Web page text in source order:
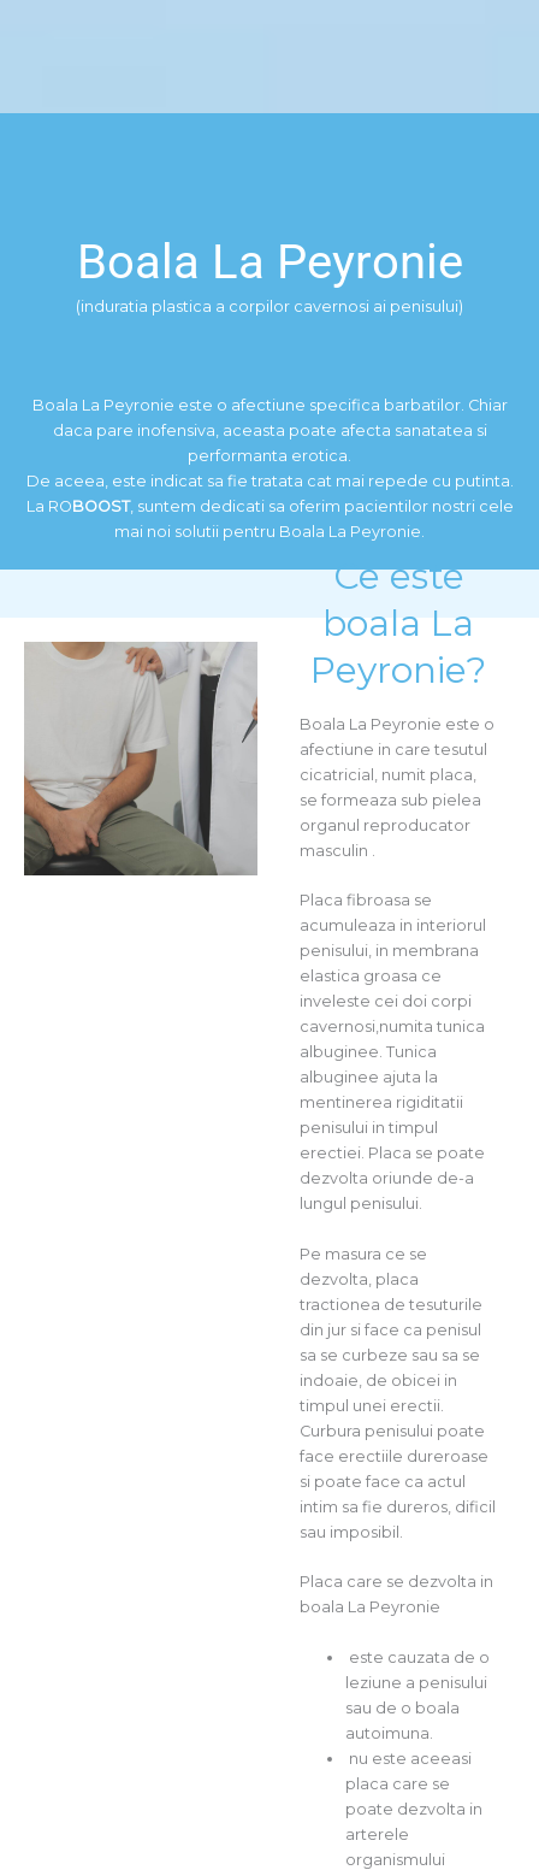
Boala La Peyronie
(induratia plastica a corpilor cavernosi ai penisului)
Boala La Peyronie este o afectiune specifica barbatilor. Chiar
daca pare inofensiva, aceasta poate afecta sanatatea si
performanta erotica.
De aceea, este indicat sa fie tratata cat mai repede cu putinta.
La ROBOOST, suntem dedicati sa oferim pacientilor nostri cele
mai noi solutii pentru Boala La Peyronie.
Ce este
boala La
Peyronie?
Boala La Peyronie este o
afectiune in care tesutul
cicatricial, numit placa,
se formeaza sub pielea
organul reproducator
masculin .
Placa fibroasa se
acumuleaza in interiorul
penisului, in membrana
elastica groasa ce
inveleste cei doi corpi
cavernosi,numita tunica
albuginee. Tunica
albuginee ajuta la
mentinerea rigiditatii
penisului in timpul
erectiei. Placa se poate
dezvolta oriunde de-a
lungul penisului.
Pe masura ce se
dezvolta, placa
tractionea de tesuturile
din jur si face ca penisul
sa se curbeze sau sa se
indoaie, de obicei in
timpul unei erectii.
Curbura penisului poate
face erectiile dureroase
si poate face ca actul
intim sa fie dureros, dificil
sau imposibil.
Placa care se dezvolta in
boala La Peyronie
este cauzata de o
leziune a penisului
sau de o boala
autoimuna.
nu este aceeasi
placa care se
poate dezvolta in
arterele
organismului